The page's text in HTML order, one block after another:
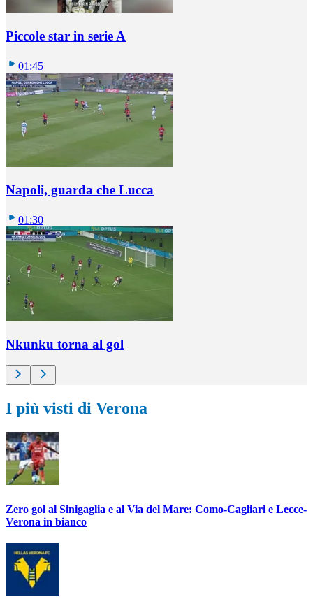
Piccole star in serie A
01:45
Napoli, guarda che Lucca
01:30
Nkunku torna al gol
I più visti di Verona
Zero gol al Sinigaglia e al Via del Mare: Como-Cagliari e Lecce-
Verona in bianco